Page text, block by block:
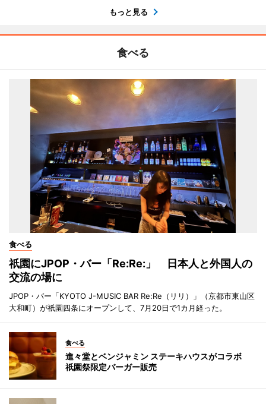
もっと見る
食べる
食べる
祇園にJPOP・バー「Re:Re:」 日本人と外国人の
交流の場に
JPOP・バー「KYOTO J-MUSIC BAR Re:Re（リリ）」（京都市東山区
大和町）が祇園四条にオープンして、7月20日で1カ月経った。
食べる
進々堂とベンジャミン ステーキハウスがコラボ
祇園祭限定バーガー販売